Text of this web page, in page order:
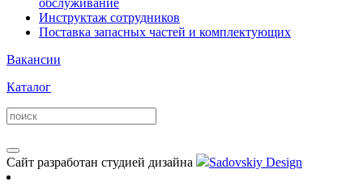
Инструктаж сотрудников
Поставка запасных частей и комплектующих
Вакансии
Каталог
Сайт разработан студией дизайна Sadovskiy Design